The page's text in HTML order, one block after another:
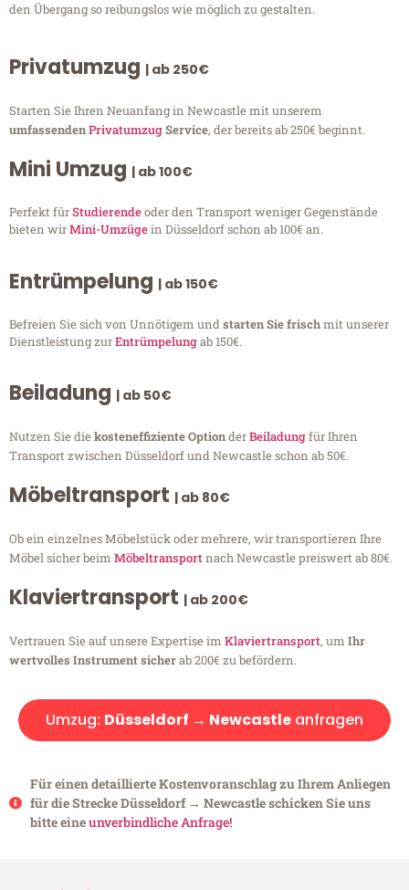
den Übergang so reibungslos wie möglich zu gestalten.
Privatumzug | ab 250€
Starten Sie Ihren Neuanfang in Newcastle mit unserem
umfassendenPrivatumzugService, der bereits ab 250€ beginnt.
Mini Umzug | ab 100€
Perfekt fürStudierendeoder den Transport weniger Gegenstände
bieten wirMini-Umzügein Düsseldorf schon ab 100€ an.
Entrümpelung | ab 150€
Befreien Sie sich von Unnötigem undstarten Sie frischmit unserer
Dienstleistung zurEntrümpelungab 150€.
Beiladung | ab 50€
Nutzen Sie diekosteneffiziente OptionderBeiladungfür Ihren
Transport zwischen Düsseldorf und Newcastle schon ab 50€.
Möbeltransport | ab 80€
Ob ein einzelnes Möbelstück oder mehrere, wir transportieren Ihre
Möbel sicher beim Möbeltransportnach Newcastle preiswert ab 80€.
Klaviertransport | ab 200€
Vertrauen Sie auf unsere Expertise im Klaviertransport, um Ihr
wertvolles Instrument sicherab 200€ zu befördern.
Umzug: Düsseldorf → Newcastle anfragen
Für einen detaillierte Kostenvoranschlag zu Ihrem Anliegen
für die Strecke Düsseldorf → Newcastle schicken Sie uns
bitte eineunverbindliche Anfrage!